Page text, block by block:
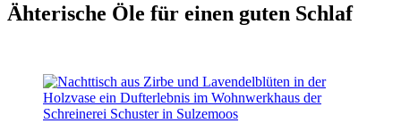
Ähterische Öle für einen guten Schlaf